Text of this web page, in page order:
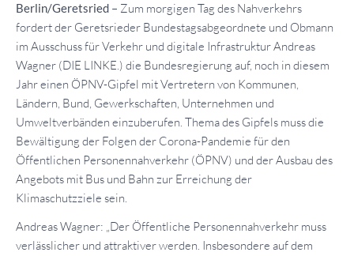
Berlin/Geretsried – Zum morgigen Tag des Nahverkehrs
fordert der Geretsrieder Bundestagsabgeordnete und Obmann
im Ausschuss für Verkehr und digitale Infrastruktur Andreas
Wagner (DIE LINKE.) die Bundesregierung auf, noch in diesem
Jahr einen ÖPNV-Gipfel mit Vertretern von Kommunen,
Ländern, Bund, Gewerkschaften, Unternehmen und
Umweltverbänden einzuberufen. Thema des Gipfels muss die
Bewältigung der Folgen der Corona-Pandemie für den
Öffentlichen Personennahverkehr (ÖPNV) und der Ausbau des
Angebots mit Bus und Bahn zur Erreichung der
Klimaschutzziele sein.
Andreas Wagner: „Der Öffentliche Personennahverkehr muss
verlässlicher und attraktiver werden. Insbesondere auf dem